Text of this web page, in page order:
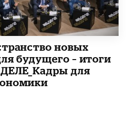
новых
будущего – итоги
для